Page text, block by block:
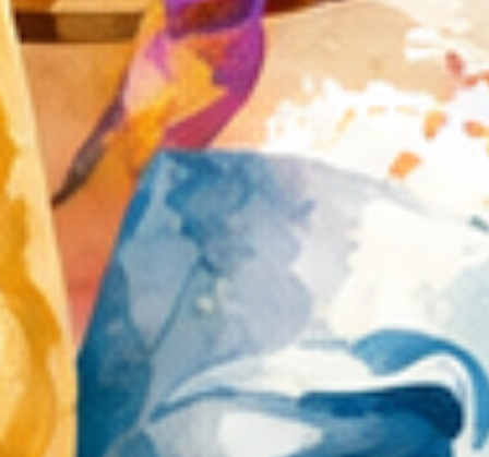
ze strony naszych wspaniałych
gości. Ciekawą propozycją była
także możliwość zwiedzania
synagogi i ohelu, po których
oprowadzała Karolina
Koprowska, asystentka w
Instytucie Judaistyki Uniwersytetu
Jagiellońskiego.
W czasie trwania imprezy
Pani Ewa Molenda skierowała
serdeczne podziękowania do
partnerów oraz patronów
honorowych festiwalu. Wyrazy
podziękowań skierowane zostały
także do wszystkich darczyńców
oraz sponsorów tegorocznej
edycji Festiwalu.
Gminny Ośrodek Kultury
w Lelowie otrzymał
dofinansowanie ze środków
Ministra Kultury i Dziedzictwa
Narodowego w ramach programu